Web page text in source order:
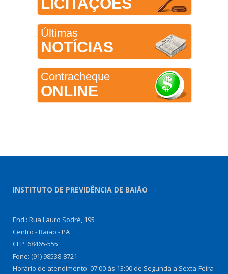
LICITAÇÕES
Últimas
NOTÍCIAS
Contracheque
ONLINE
INSTITUTO DE PREVIDÊNCIA DE BAIÃO
End.: Rua Lauro Sodré, 195
Centro - Baião - PA
CEP: 68465-555
Fone: (91) 98538-8721
Horário de atendimento: 07:00 às 13:00 de Segunda a Sexta-Feira